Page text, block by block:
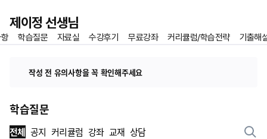
이전
제이정 선생님
학습질문 자료실 수강후기 무료강좌 커리큘럼/학습전략 기출해
작성 전 유의사항을 꼭 확인해주세요
학습질문
전체 공지 커리큘럼 강좌 교재 상담